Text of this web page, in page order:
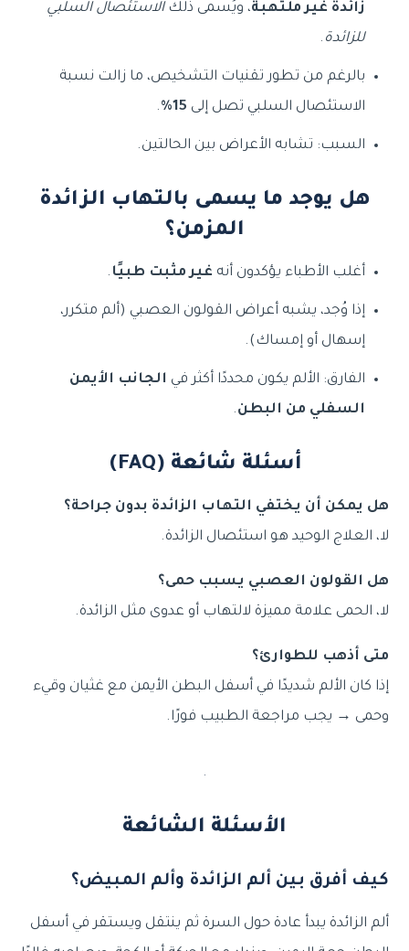
زائدة غير ملتهبة، ويُسمى ذلكالاستئصال السلبي
للزائدة .
بالرغم من تطور تقنيات التشخيص، ما زالت نسبة
الاستئصال السلبي تصل إلى 15%
.
السبب: تشابه الأعراض بين الحالتين.
هل يوجد ما يسمى بالتهاب الزائدة
المزمن؟
أغلب الأطباء يؤكدون أنه غير مثبت طبيًا .
إذا وُجد، يشبه أعراض القولون العصبي (ألم متكرر،
إسهال أو إمساك).
الفارق: الألم يكون محددًا أكثر في الجانب الأيمن
السفلي من البطن.
أسئلة شائعة ⁦(FAQ)⁩
هل يمكن أن يختفي التهاب الزائدة بدون جراحة؟
لا، العلاج الوحيد هو استئصال الزائدة.
هل القولون العصبي يسبب حمى؟
لا، الحمى علامة مميزة لالتهاب أو عدوى مثل الزائدة.
متى أذهب للطوارئ؟
إذا كان الألم شديدًا في أسفل البطن الأيمن مع غثيان وقيء
وحمى → يجب مراجعة الطبيب فورًا.
.
الأسئلة الشائعة
كيف أفرق بين ألم الزائدة وألم المبيض؟
ألم الزائدة يبدأ عادة حول السرة ثم ينتقل ويستقر في أسفل